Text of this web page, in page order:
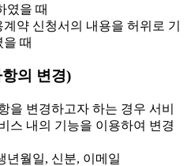
였을 때
계약 신청서의 내용을 허위로 기
때
의 변경)
을 변경하고자 하는 경우 서비
스 내의 기능을 이용하여 변경
월일, 신분, 이메일